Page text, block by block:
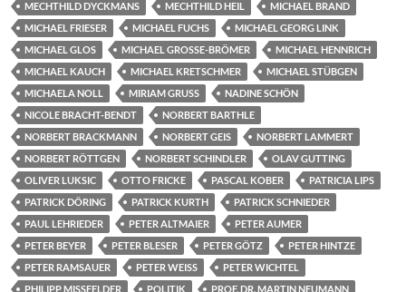
MECHTHILD DYCKMANS
MECHTHILD HEIL
MICHAEL BRAND
MICHAEL FRIESER
MICHAEL FUCHS
MICHAEL GEORG LINK
MICHAEL GLOS
MICHAEL GROSSE-BRÖMER
MICHAEL HENNRICH
MICHAEL KAUCH
MICHAEL KRETSCHMER
MICHAEL STÜBGEN
MICHAELA NOLL
MIRIAM GRUSS
NADINE SCHÖN
NICOLE BRACHT-BENDT
NORBERT BARTHLE
NORBERT BRACKMANN
NORBERT GEIS
NORBERT LAMMERT
NORBERT RÖTTGEN
NORBERT SCHINDLER
OLAV GUTTING
OLIVER LUKSIC
OTTO FRICKE PASCAL KOBER
PATRICIA LIPS
PATRICK DÖRING
PATRICK KURTH
PATRICK SCHNIEDER
PAUL LEHRIEDER
PETER ALTMAIER
PETER AUMER
PETER BEYER
PETER BLESER PETER GÖTZ
PETER HINTZE
PETER RAMSAUER
PETER WEISS
PETER WICHTEL
PHILIPP MISSFELDER
POLITIK PROF. DR. MARTIN NEUMANN